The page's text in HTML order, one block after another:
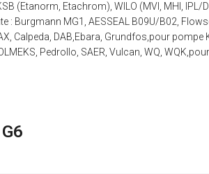
(Etanorm, Etachrom), WILO (MVI, MHI, IPL/
: Burgmann MG1, AESSEAL B09U/B02,
Calpeda, DAB,Ebara, Grundfos,pour pompe
Pedrollo, SAER, Vulcan, WQ,